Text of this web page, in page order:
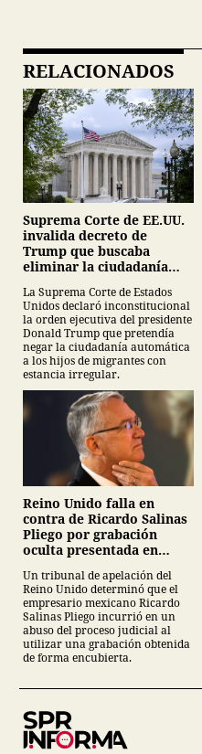
RELACIONADOS
Suprema Corte de EE.UU.
invalida decreto de
Trump que buscaba
eliminar la ciudadanía
La Suprema Corte de Estados
Unidos declaró inconstitucional
la orden ejecutiva del presidente
Donald Trump que pretendía
negar la ciudadanía automática
a los hijos de migrantes con
estancia irregular.
Reino Unido falla en
contra de Ricardo Salinas
Pliego por grabación
oculta presentada en
Un tribunal de apelación del
Reino Unido determinó que el
empresario mexicano Ricardo
Salinas Pliego incurrió en un
abuso del proceso judicial al
utilizar una grabación obtenida
de forma encubierta.